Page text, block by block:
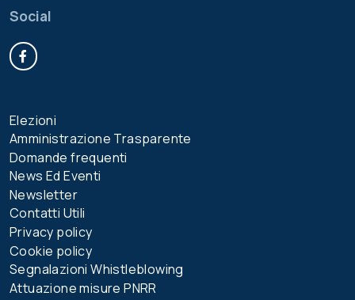
Social
Elezioni
Amministrazione Trasparente
Domande frequenti
News Ed Eventi
Newsletter
Contatti Utili
Privacy policy
Cookie policy
Segnalazioni Whistleblowing
Attuazione misure PNRR